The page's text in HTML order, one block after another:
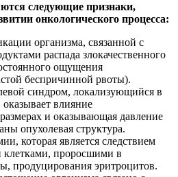
следующие признаки,
онкологического процесса:
организма, связанной с
распада злокачественного
ощущения
беспричинной рвоты).
синдром, локализующийся в
оказывает влияние
и оказывающая давление
опухолевая структура.
которая является следствием
клетками, проросшими в
продуцирования эритроцитов.